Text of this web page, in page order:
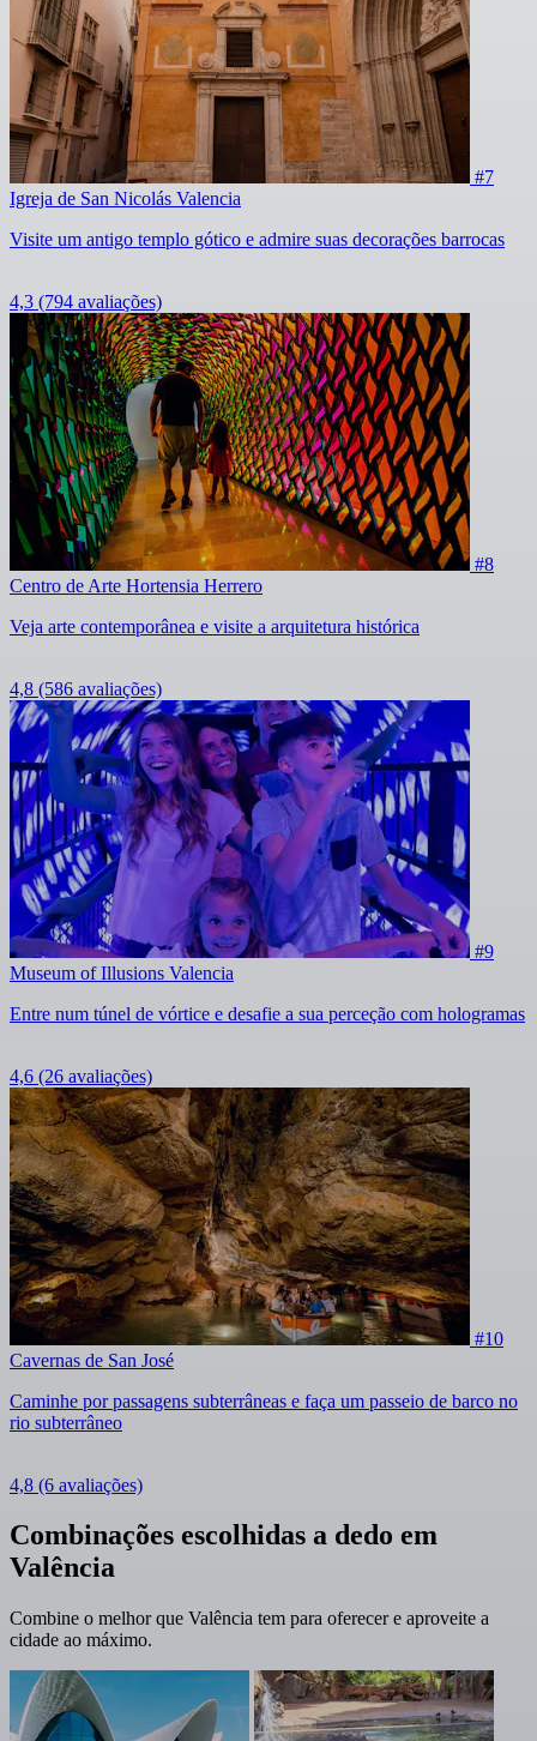
#7
Igreja de San Nicolás Valencia
Visite um antigo templo gótico e admire suas decorações barrocas
4,3 (794 avaliações)
#8
Centro de Arte Hortensia Herrero
Veja arte contemporânea e visite a arquitetura histórica
4,8 (586 avaliações)
#9
Museum of Illusions Valencia
Entre num túnel de vórtice e desafie a sua perceção com hologramas
4,6 (26 avaliações)
#10
Cavernas de San José
Caminhe por passagens subterrâneas e faça um passeio de barco no
rio subterrâneo
4,8 (6 avaliações)
Combinações escolhidas a dedo em
Valência
Combine o melhor que Valência tem para oferecer e aproveite a
cidade ao máximo.